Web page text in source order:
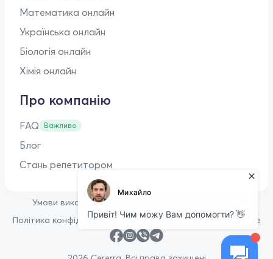
Математика онлайн
Українська онлайн
Біологія онлайн
Хімія онлайн
Про компанію
FAQ Важливо
Блог
Стань репетитором
Умови використання
Політика конфіденційності • Політика щодо файлів cookie